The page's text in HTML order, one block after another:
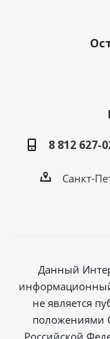
8 812 627-
Санкт-
Данный
не является
положениями